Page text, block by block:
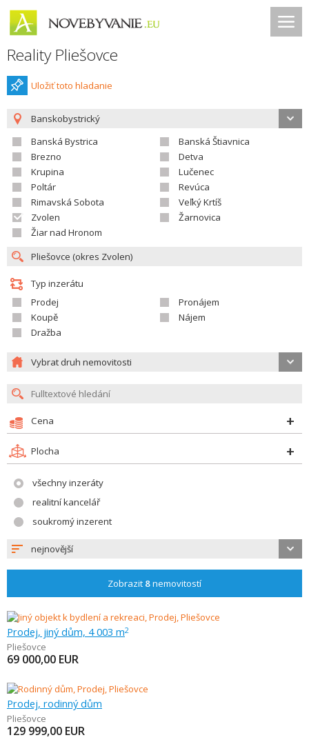
Reality Pliešovce
Uložiť toto hladanie
Banskobystrický
Banská Bystrica
Banská Štiavnica
Brezno
Detva
Krupina
Lučenec
Poltár
Revúca
Rimavská Sobota
Veľký Krtíš
Zvolen
Žarnovica
Žiar nad Hronom
Typ inzerátu
Prodej
Pronájem
Koupě
Nájem
Dražba
Vybrat druh nemovitosti
Cena
Plocha
všechny inzeráty
realitní kancelář
soukromý inzerent
nejnovější
Zobrazit 8nemovitostí
Prodej, jiný dům, 4 003 m2
Pliešovce
69 000,00 EUR
Prodej, rodinný dům
Pliešovce
129 999,00 EUR